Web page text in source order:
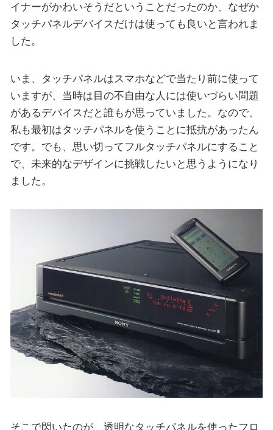
イナーがかわいそうだということだったのか、なぜか
タッチパネルデバイスだけは使っても良いと言われま
した。
いま、タッチパネルはスマホなどで当たり前に使って
いますが、当時は目の不自由な人には使いづらい問題
があるデバイスだと誰もが思っていました。なので、
私も最初はタッチパネルを使うことに抵抗があったん
です。でも、思い切ってフルタッチパネルにすること
で、未来的なデザインに挑戦したいと思うようになり
ました。
そこで閃いたのが、透明なタッチパネルを使ったフロ